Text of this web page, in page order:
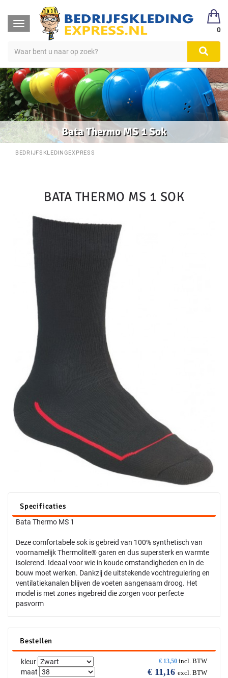
Toggle
navigation
0
Bata Thermo MS 1 Sok
BEDRIJFSKLEDINGEXPRESS
BATA THERMO MS 1 SOK
Specificaties
Bata Thermo MS 1
Deze comfortabele sok is gebreid van 100% synthetisch van
voornamelijk Thermolite® garen en dus supersterk en warmte
isolerend. Ideaal voor wie in koude omstandigheden en in de
bouw moet werken. Dankzij de uitstekende vochtregulering en
ventilatiekanalen blijven de voeten aangenaam droog. Het
model is met zones ingebreid die zorgen voor perfecte
pasvorm
Bestellen
€ 13,50 incl. BTW
€ 11,16 excl. BTW
kleur
maat